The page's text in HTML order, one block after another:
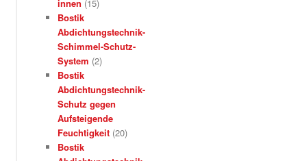
innen (15)
Bostik
Abdichtungstechnik-
Schimmel-Schutz-
System (2)
Bostik
Abdichtungstechnik-
Schutz gegen
Aufsteigende
Feuchtigkeit (20)
Bostik